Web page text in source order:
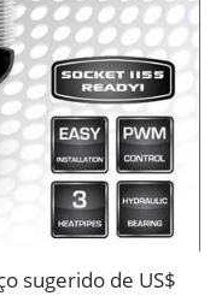
sugerido de US$